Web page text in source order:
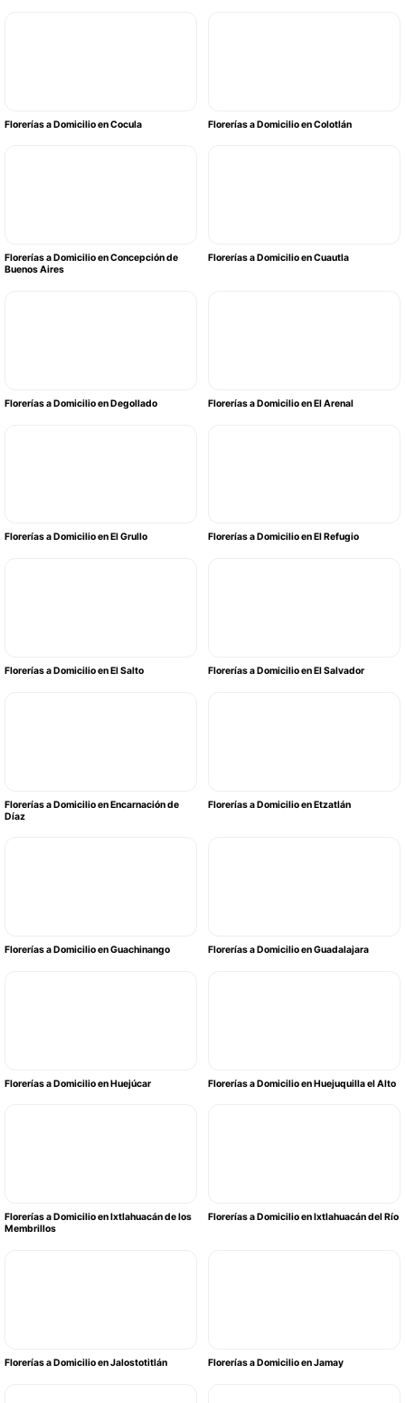
Florerías a Domicilio en Cocula Florerías a Domicilio en Colotlán
Florerías a Domicilio en Concepción de
Buenos Aires
Florerías a Domicilio en Cuautla
Florerías a Domicilio en Degollado Florerías a Domicilio en El Arenal
Florerías a Domicilio en El Grullo Florerías a Domicilio en El Refugio
Florerías a Domicilio en El Salto Florerías a Domicilio en El Salvador
Florerías a Domicilio en Encarnación de
Díaz
Florerías a Domicilio en Etzatlán
Florerías a Domicilio en Guachinango Florerías a Domicilio en Guadalajara
Florerías a Domicilio en Huejúcar Florerías a Domicilio en Huejuquilla el Alto
Florerías a Domicilio en Ixtlahuacán de los
Membrillos
Florerías a Domicilio en Ixtlahuacán del Río
Florerías a Domicilio en Jalostotitlán Florerías a Domicilio en Jamay